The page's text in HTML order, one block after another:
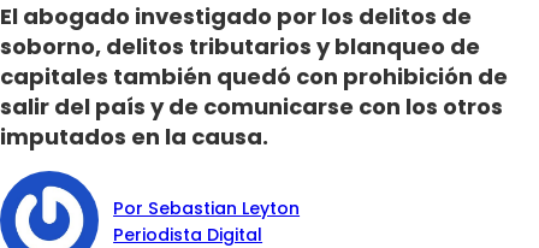
El abogado investigado por los delitos de
soborno, delitos tributarios y blanqueo de
capitales también quedó con prohibición de
salir del país y de comunicarse con los otros
imputados en la causa.
Por Sebastian Leyton
Periodista Digital